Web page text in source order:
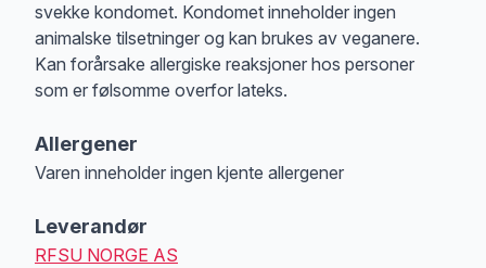
svekke kondomet. Kondomet inneholder ingen
animalske tilsetninger og kan brukes av veganere.
Kan forårsake allergiske reaksjoner hos personer
som er følsomme overfor lateks.
Allergener
Varen inneholder ingen kjente allergener
Leverandør
RFSU NORGE AS